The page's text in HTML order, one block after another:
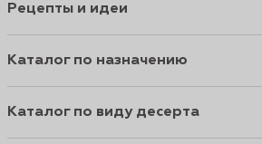
Рецепты и идеи
Каталог по назначению
Каталог по виду десерта